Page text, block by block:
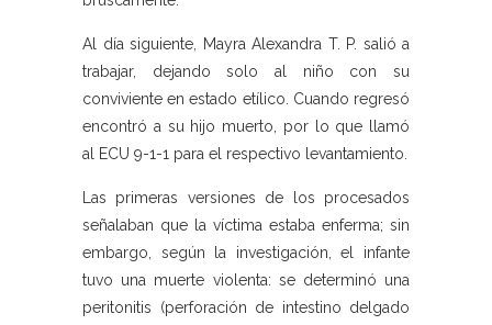
Al día siguiente, Mayra Alexandra T. P. salió a
trabajar, dejando solo al niño con su
conviviente en estado etílico. Cuando regresó
encontró a su hijo muerto, por lo que llamó
al ECU 9-1-1 para el respectivo levantamiento.
Las primeras versiones de los procesados
señalaban que la víctima estaba enferma; sin
embargo, según la investigación, el infante
tuvo una muerte violenta: se determinó una
peritonitis (perforación de intestino delgado